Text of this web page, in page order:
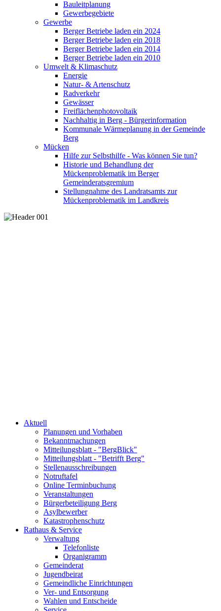
Bauleitplanung
Gewerbegebiete
Gewerbe
Berger Betriebe laden ein 2024
Berger Betriebe laden ein 2018
Berger Betriebe laden ein 2014
Berger Betriebe laden ein 2010
Umwelt & Klimaschutz
Energie
Natur- & Artenschutz
Radverkehr
Gewässer
Freiflächenphotovoltaik
Nachhaltig in Berg - Bürgerinformation
Kommunale Wärmeplanung in der Gemeinde
Berg
Mücken
Hilfe zur Selbsthilfe - Was können Sie tun?
Historie und Behandlung der
Mückenproblematik im Berger
Gemeinderatsgremium
Stellungnahme des Landratsamts zur
Mückenproblematik im Landkreis
Aktuell
Planungen und Vorhaben
Bekanntmachungen
Mitteilungsblatt - "BergBlick"
Mitteilungsblatt - "Betrifft Berg"
Stellenausschreibungen
Notruftafel
Online Terminbuchung
Veranstaltungen
Bürgerbeteiligung Berg
Asylbewerber
Katastrophenschutz
Rathaus & Service
Verwaltung
Telefonliste
Organigramm
Gemeinderat
Jugendbeirat
Gemeindliche Einrichtungen
Ver- und Entsorgung
Wahlen und Entscheide